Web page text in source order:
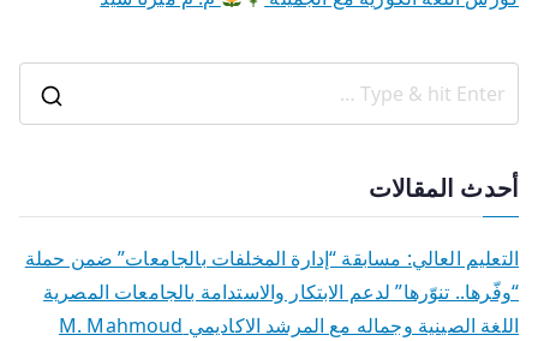
r
أحدث المقالات
التعليم العالي: مسابقة “إدارة المخلفات بالجامعات” ضمن حملة
“وفّرها.. تنوّرها” لدعم الابتكار والاستدامة بالجامعات المصرية
اللغة الصينية وجماله مع المرشد الاكاديمي M. Mahmoud